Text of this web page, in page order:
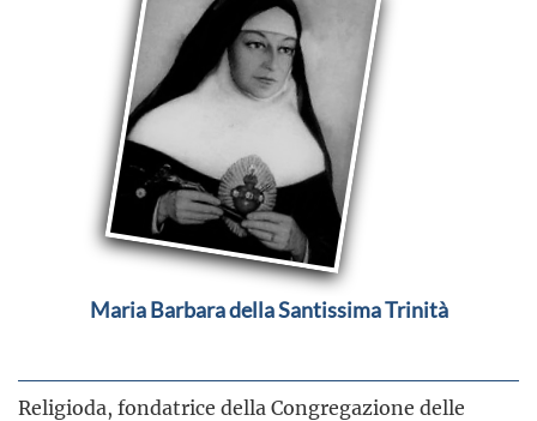
Maria Barbara della Santissima Trinità
Religioda, fondatrice della Congregazione delle